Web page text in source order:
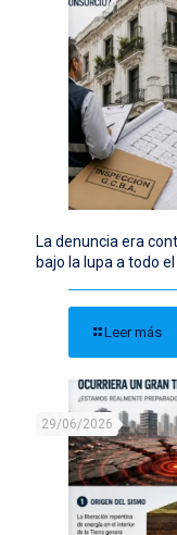
La denuncia era
bajo la lupa a todo
Leer más
29/06/2026